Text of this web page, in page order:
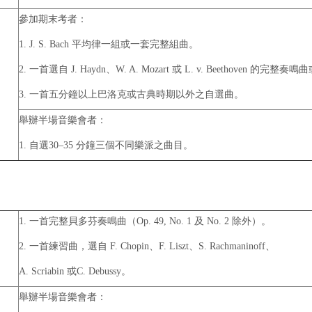
參加期末考者：
1. J. S. Bach 平均律一組或一套完整組曲。
2. 一首選自 J. Haydn、W. A. Mozart 或 L. v. Beethoven 的完整奏鳴
3. 一首五分鐘以上巴洛克或古典時期以外之自選曲。
舉辦半場音樂會者：
1. 自選30–35 分鐘三個不同樂派之曲目。
1. 一首完整貝多芬奏鳴曲（Op. 49, No. 1 及 No. 2 除外）。
2. 一首練習曲，選自 F. Chopin、F. Liszt、S. Rachmaninoff、
A. Scriabin 或C. Debussy。
舉辦半場音樂會者：